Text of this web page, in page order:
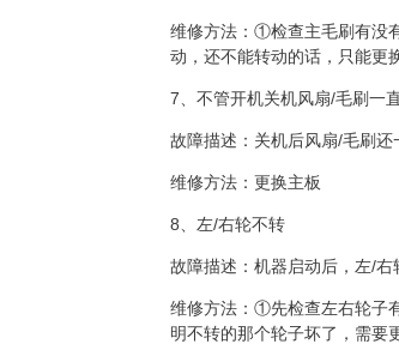
维修方法：①检查主毛刷有没
动，还不能转动的话，只能更
7、不管开机关机风扇/毛刷一
故障描述：关机后风扇/毛刷还
维修方法：更换主板
8、左/右轮不转
故障描述：机器启动后，左/右
维修方法：①先检查左右轮子
明不转的那个轮子坏了，需要